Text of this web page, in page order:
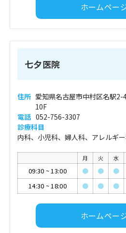
ホームペー
七夕医院
住所 愛知県名古屋市中村区名駅
10F
電話 052-756-3307
診療科目
内科、小児科、婦人科、アレルギ
月 火 水
09:30 ~13:00 ● ● ●
14:30 ~18:00 ● ● ●
ホームペー